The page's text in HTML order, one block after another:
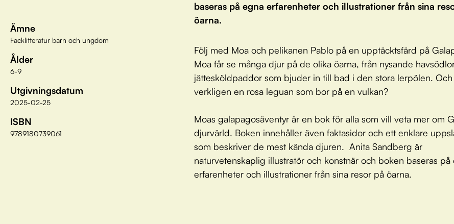
Ämne
Facklitteratur barn och ungdom
Ålder
6-9
Utgivningsdatum
2025-02-25
ISBN
9789180739061
baseras på egna erfarenheter och illustrationer från sina
öarna.
Följ med Moa och pelikanen Pablo på en upptäcktsfärd på
Moa får se många djur på de olika öarna, från nysande
jättesköldpaddor som bjuder in till bad i den stora lerpölen.
verkligen en rosa leguan som bor på en vulkan?
Moas galapagosäventyr är en bok för alla som vill veta mer om
djurvärld. Boken innehåller även faktasidor och ett enklare
som beskriver de mest kända djuren. Anita Sandberg är
naturvetenskaplig illustratör och konstnär och boken baseras på
erfarenheter och illustrationer från sina resor på öarna.